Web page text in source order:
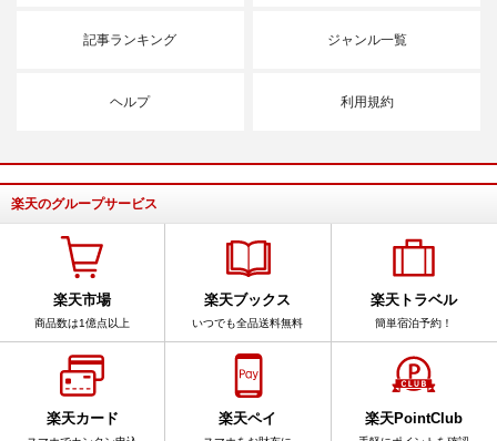
記事ランキング ジャンル一覧
ヘルプ 利用規約
楽天のグループサービス
楽天市場
商品数は1億点以上
楽天ブックス
いつでも全品送料無料
楽天トラベル
簡単宿泊予約！
楽天カード 楽天ペイ 楽天PointClub